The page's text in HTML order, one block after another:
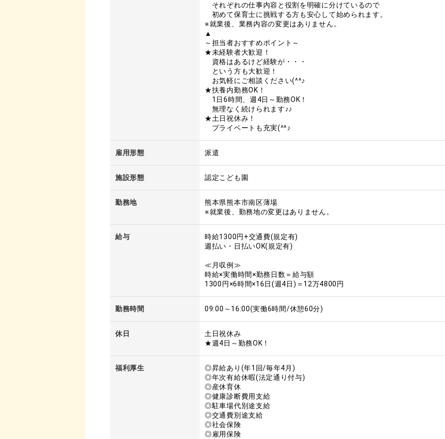
それぞれの仕事内容と役割を明確に分けているので
初めて保育士に挑戦する方も安心して始められます。
※就業後、業務内容の変更はありません。
▲
～担当者おすすめポイント～
★未経験者大歓迎！
資格はあるけど経験が・・・
という方も大歓迎！
お気軽にご相談ください(^^♪
★扶養内勤務OK！
1日6時間、週4日～勤務OK！
無理なく続けられます♪♪
★土日祝休み！
プライベートも充実(^^♪
雇用形態 派遣
施設形態 認定こども園
勤務地
熊本県熊本市南区薄場
※就業後、勤務地の変更はありません。
給与
時給1300円+交通費(規定有)
週払い・日払いOK(規定有)
≪月収例≫
時給×実働時間×勤務日数＝給与額
1300円×6時間×16日(週4日)＝12万4800円
勤務時間 09:00～16:00(実働6時間/休憩60分)
休日
土日祝休み
★週4日～勤務OK！
福利厚生
◎昇給あり(年1回/毎年4月)
◎年次有給休暇(法定通り付与)
◎産休育休
◎健康診断費用支給
◎駐車場代別途支給
◎交通費別途支給
◎社会保険
◎雇用保険